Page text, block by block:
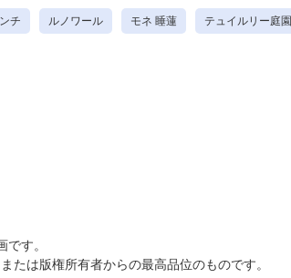
チ ルノワール モネ 睡蓮 テュイルリー庭園
です。
たは版権所有者からの最高品位のものです。